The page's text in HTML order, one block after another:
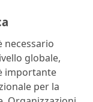
necessario
globale,
importante
per la